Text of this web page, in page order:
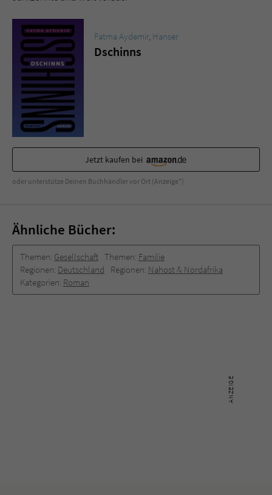
Fatma Aydemir, Hanser
Dschinns
Jetzt kaufen bei
oder unterstütze Deinen Buchhändler vor Ort (Anzeige*)
Ähnliche Bücher:
Themen: Gesellschaft Themen: Familie
Regionen: Deutschland Regionen: Nahost & Nordafrika
Kategorien: Roman
Sicherheitscode des Kontaktformulars zu